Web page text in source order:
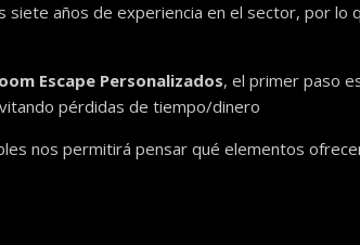
siete años de experiencia en el sector, por
Escape Personalizados, el primer paso
pérdidas de tiempo/dinero
nos permitirá pensar qué elementos